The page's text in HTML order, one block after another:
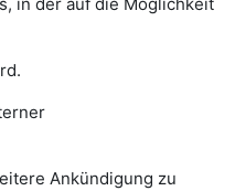
Ankündigung zu